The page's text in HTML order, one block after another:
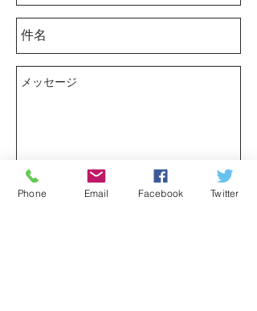
Phone Email Facebook Twitter